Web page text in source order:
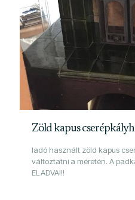
Zöld kapus
ladó használt zöld kapus
változtatni a méretén. A
ELADVA!!!